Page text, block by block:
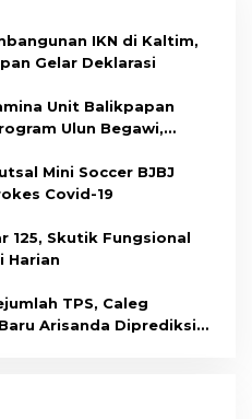
IKN di Kaltim,
Gelar Deklarasi
Unit Balikpapan
Ulun Begawi,
Mini Soccer BJBJ
Covid-19
125, Skutik Fungsional
Harian
TPS, Caleg
Arisanda Diprediksi